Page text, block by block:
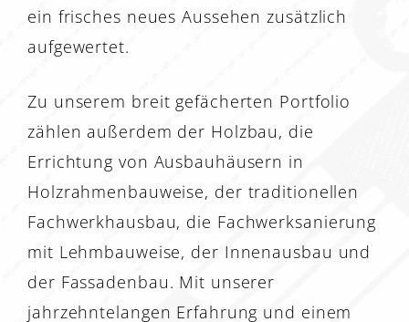
ein frisches neues Aussehen zusätzlich
aufgewertet.
Zu unserem breit gefächerten Portfolio
zählen außerdem der Holzbau, die
Errichtung von Ausbauhäusern in
Holzrahmenbauweise, der traditionellen
Fachwerkhausbau, die Fachwerksanierung
mit Lehmbauweise, der Innenausbau und
der Fassadenbau. Mit unserer
jahrzehntelangen Erfahrung und einem